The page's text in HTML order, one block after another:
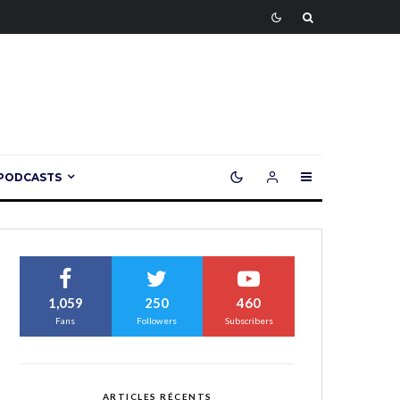
1,059
Fans
250
Followers
460
Subscribers
ARTICLES RÉCENTS